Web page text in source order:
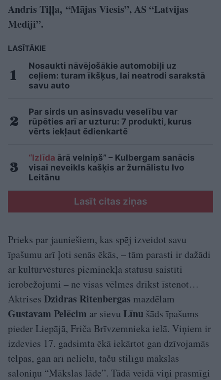
Andris Tiļļa, “Mājas Viesis”, AS “Latvijas
Mediji”.
LASĪTĀKIE
Nosaukti nāvējošākie automobiļi uz
ceļiem: turam īkšķus, lai neatrodi sarakstā
savu auto
Par sirds un asinsvadu veselību var
rūpēties arī ar uzturu: 7 produkti, kurus
vērts iekļaut ēdienkartē
“Izlīda ārā velniņš” – Kulbergam sanācis
visai neveikls kašķis ar žurnālistu Ivo
Leitānu
Lasīt citas ziņas
Prieks par jauniešiem, kas spēj izveidot savu
īpašumu arī ļoti senās ēkās, – tām parasti ir dažādi
ar kultūrvēstures pieminekļa statusu saistīti
ierobežojumi – ne visas vēlmes drīkst īstenot…
Aktrises Dzidras Ritenbergas mazdēlam
Gustavam Pelēcim ar sievu Līnu šāds īpašums
pieder Liepājā, Friča Brīvzemnieka ielā. Viņiem ir
izdevies 17. gadsimta ēkā iekārtot gan dzīvojamās
telpas, gan arī nelielu, taču stilīgu mākslas
saloniņu “Mākslas lāde”. Tādā veidā viņi prasmīgi